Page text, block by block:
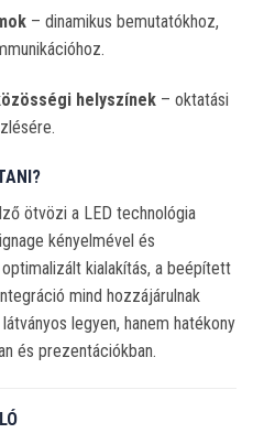
– dinamikus bemutatókhoz,
helyszínek– oktatási
ötvözi a LED technológia
kényelmével és
kialakítás, a beépített
mind hozzájárulnak
legyen, hanem hatékony
és prezentációkban.